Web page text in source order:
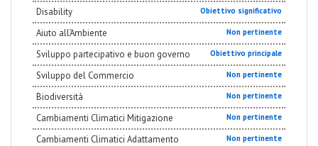
Disability Obiettivo significativo
Aiuto all’Ambiente Non pertinente
Sviluppo partecipativo e buon governo Obiettivo principale
Sviluppo del Commercio Non pertinente
Biodiversità Non pertinente
Cambiamenti Climatici Mitigazione Non pertinente
Cambiamenti Climatici Adattamento Non pertinente